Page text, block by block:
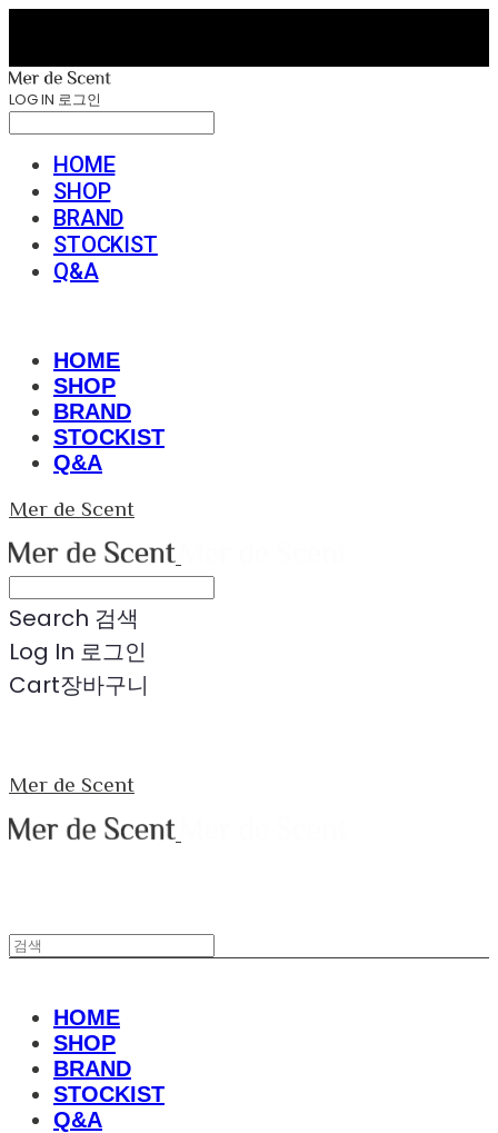
LOG IN 로그인
HOME
SHOP
BRAND
STOCKIST
Q&A
HOME
SHOP
BRAND
STOCKIST
Q&A
Mer de Scent
Search 검색
Log In 로그인
Cart장바구니
Mer de Scent
HOME
SHOP
BRAND
STOCKIST
Q&A